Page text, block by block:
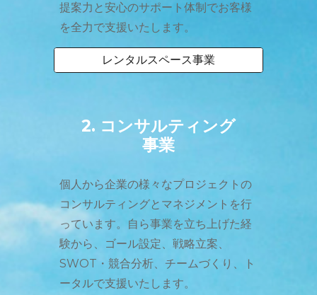
提案力と安心のサポート体制でお客様
を全力で支援いたします。
レンタルスペース事業
2. コンサルティング
事業
個人から企業の様々なプロジェクトの
コンサルティングとマネジメント を行
っています。 自ら事業を立ち上げた経
験から、 ゴール設定、戦略立案、
SWOT・競合分析、チームづくり、ト
ータルで支援いたします。